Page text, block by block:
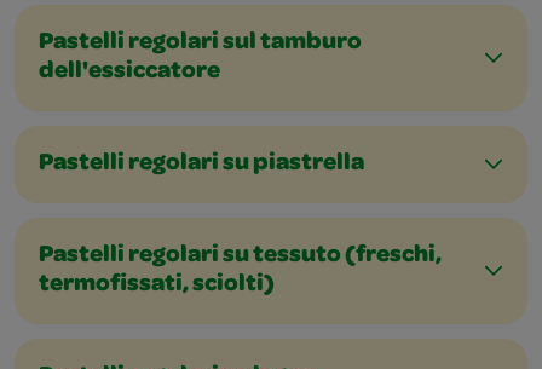
Pastelli regolari sul tamburo
dell'essiccatore
Pastelli regolari su piastrella
Pastelli regolari su tessuto (freschi,
termofissati, sciolti)